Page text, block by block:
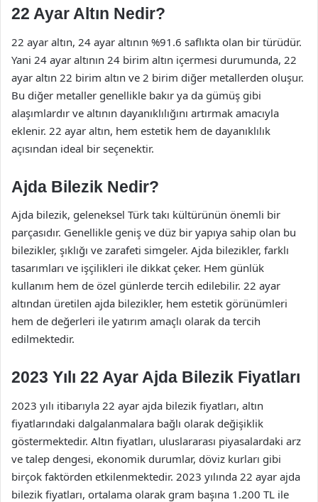
22 Ayar Altın Nedir?
22 ayar altın, 24 ayar altının %91.6 saflıkta olan bir türüdür.
Yani 24 ayar altının 24 birim altın içermesi durumunda, 22
ayar altın 22 birim altın ve 2 birim diğer metallerden oluşur.
Bu diğer metaller genellikle bakır ya da gümüş gibi
alaşımlardır ve altının dayanıklılığını artırmak amacıyla
eklenir. 22 ayar altın, hem estetik hem de dayanıklılık
açısından ideal bir seçenektir.
Ajda Bilezik Nedir?
Ajda bilezik, geleneksel Türk takı kültürünün önemli bir
parçasıdır. Genellikle geniş ve düz bir yapıya sahip olan bu
bilezikler, şıklığı ve zarafeti simgeler. Ajda bilezikler, farklı
tasarımları ve işçilikleri ile dikkat çeker. Hem günlük
kullanım hem de özel günlerde tercih edilebilir. 22 ayar
altından üretilen ajda bilezikler, hem estetik görünümleri
hem de değerleri ile yatırım amaçlı olarak da tercih
edilmektedir.
2023 Yılı 22 Ayar Ajda Bilezik Fiyatları
2023 yılı itibarıyla 22 ayar ajda bilezik fiyatları, altın
fiyatlarındaki dalgalanmalara bağlı olarak değişiklik
göstermektedir. Altın fiyatları, uluslararası piyasalardaki arz
ve talep dengesi, ekonomik durumlar, döviz kurları gibi
birçok faktörden etkilenmektedir. 2023 yılında 22 ayar ajda
bilezik fiyatları, ortalama olarak gram başına 1.200 TL ile